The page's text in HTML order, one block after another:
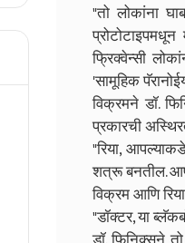
"तो लोकांना
फ्रिक्वेन्सी
'सामूहिक
विक्रमने डॉ.
प्रकारची
"रिया,
शत्रू बनतील.
विक्रम आणि
"डॉक्टर, या